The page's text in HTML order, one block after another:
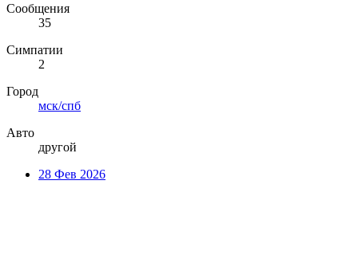
Сообщения
35
Симпатии
2
Город
мск/спб
Авто
другой
28 Фев 2026